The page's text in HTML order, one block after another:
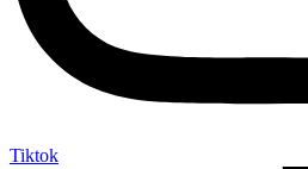
Tiktok